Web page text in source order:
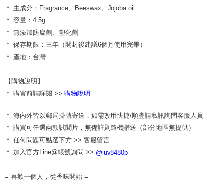
＊ 主成分：Fragrance、Beeswax、Jojoba oil
＊ 容量：4.5g
＊ 無添加防腐劑、塑化劑
＊ 保存期限：三年（開封後建議6個月使用完畢）
＊ 產地：台灣
【購物說明】
＊ 購買前請詳閱 >> 購物說明
＊ 海內外皆以郵局掛號寄送，如需改用快捷/順豐請私訊詢問客服人員
＊ 購買可任選兩款試聞片，無備註則隨機贈送 （部分地區無提供）
＊ 任何問題可點選下方 >> 客服留言
＊ 加入官方Line@帳號詢問 >> @iuv8480p
= 喜歡一個人，從香味開始 =